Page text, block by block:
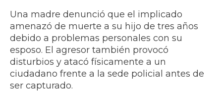
Una madre denunció que el implicado
amenazó de muerte a su hijo de tres años
debido a problemas personales con su
esposo. El agresor también provocó
disturbios y atacó físicamente a un
ciudadano frente a la sede policial antes de
ser capturado.